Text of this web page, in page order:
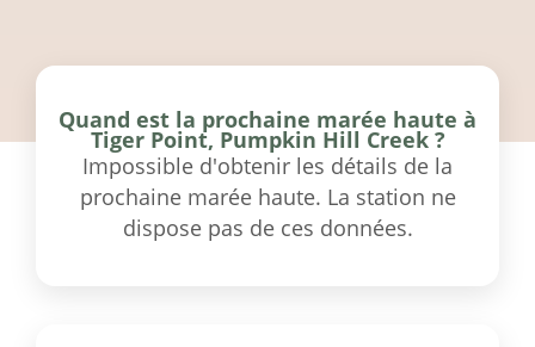
Quand est la prochaine marée haute à
Tiger Point, Pumpkin Hill Creek ?
Impossible d'obtenir les détails de la
prochaine marée haute. La station ne
dispose pas de ces données.